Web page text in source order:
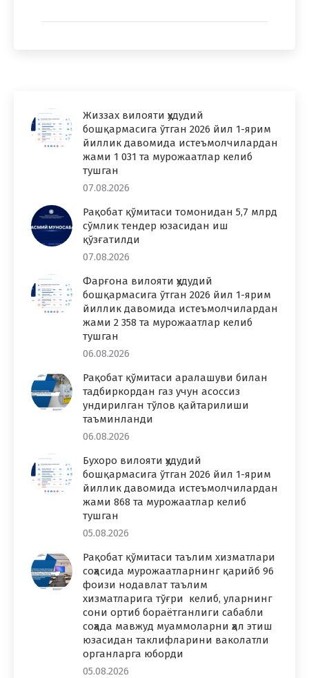
Жиззах вилояти ҳудудий
бошқармасига ўтган 2026 йил 1-ярим
йиллик давомида истеъмолчилардан
жами 1 031 та мурожаатлар келиб
тушган
07.08.2026
Рақобат қўмитаси томонидан 5,7 млрд
сўмлик тендер юзасидан иш
қўзғатилди
07.08.2026
Фарғона вилояти ҳудудий
бошқармасига ўтган 2026 йил 1-ярим
йиллик давомида истеъмолчилардан
жами 2 358 та мурожаатлар келиб
тушган
06.08.2026
Рақобат қўмитаси аралашуви билан
тадбиркордан газ учун асоссиз
ундирилган тўлов қайтарилиши
таъминланди
06.08.2026
Бухоро вилояти ҳудудий
бошқармасига ўтган 2026 йил 1-ярим
йиллик давомида истеъмолчилардан
жами 868 та мурожаатлар келиб
тушган
05.08.2026
Рақобат қўмитаси таълим хизматлари
соҳасида мурожаатларнинг қарийб 96
фоизи нодавлат таълим
хизматларига тўғри келиб, уларнинг
сони ортиб бораётганлиги сабабли
соҳада мавжуд муаммоларни ҳал этиш
юзасидан таклифларини ваколатли
органларга юборди
05.08.2026